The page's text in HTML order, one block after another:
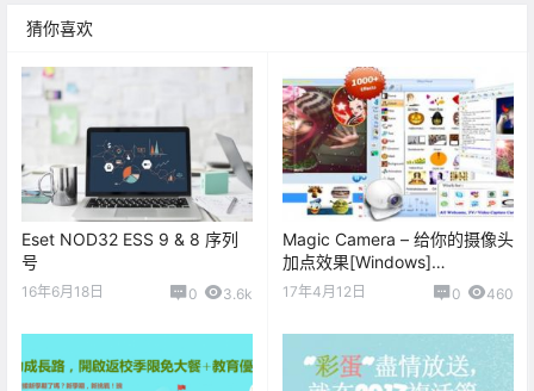
猜你喜欢
Eset NOD32 ESS 9 & 8 序列
号
16年6月18日 0 3.6k
Magic Camera – 给你的摄像头
加点效果[Windows]
[$29.95→0]
17年4月12日 0 460